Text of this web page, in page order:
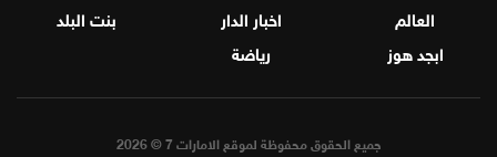
العالم
اخبار الدار
بنت البلد
ابجد هوز
رياضة
جميع الحقوق محفوظة لموقع الامارات 7 © 2026